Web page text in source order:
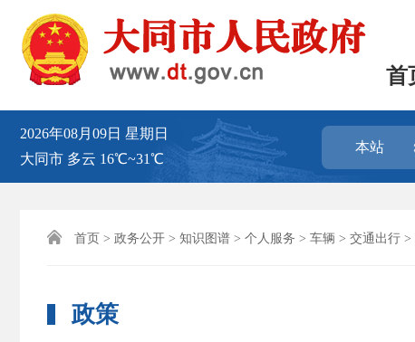
首
2026年08月09日 星期日
大同市 多云 16℃~31℃
本站
 首页 > 政务公开 > 知识图谱 > 个人服务 > 车辆 > 交通出行 >
政策